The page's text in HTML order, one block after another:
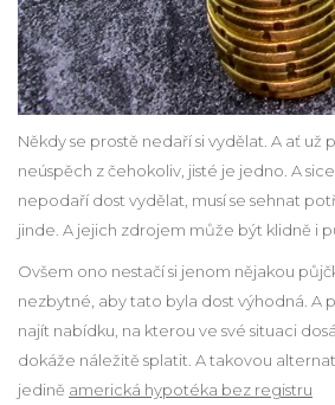
Někdy se prostě nedaří si vydělat. A ať už
neúspěch z čehokoliv, jisté je jedno. A
nepodaří dost vydělat, musí se sehnat
jinde. A jejich zdrojem může být klidně i
Ovšem ono nestačí si jenom nějakou
nezbytné, aby tato byla dost výhodná. A
najít nabídku, na kterou ve své situaci
dokáže náležitě splatit. A takovou
jedině americká hypotéka bez registru